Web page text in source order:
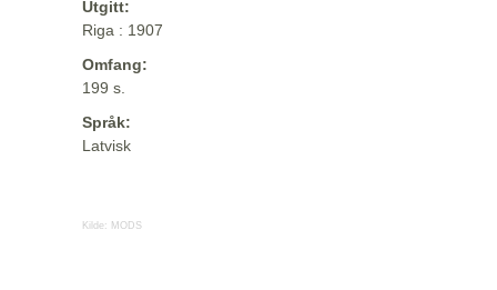
Utgitt:
Riga : 1907
Omfang:
199 s.
Språk:
Latvisk
Kilde: MODS